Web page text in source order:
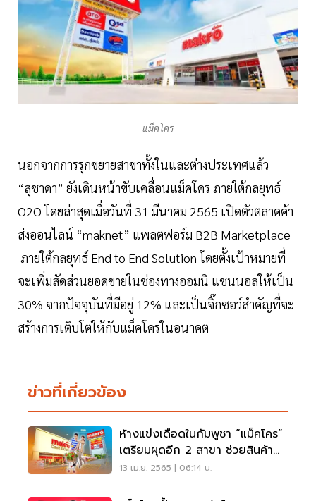
แม็คโคร
นอกจากการรุกขยายสาขาทั้งในและต่างประเทศแล้ว
“สุชาดา” ยังเดินหน้าขับเคลื่อนแม็คโคร ภายใต้กลยุทธ์
O2O โดยล่าสุดเมื่อวันที่ 31 มีนาคม 2565 เปิดตัวตลาดค้า
ส่งออนไลน์ “maknet” แพลตฟอร์ม B2B Marketplace
ภายใต้กลยุทธ์ End to End Solution โดยตั้งเป้าหมายที่
จะเพิ่มสัดส่วนยอดขายในช่องทางออมนิ แชนนอลให้เป็น
30% จากปัจจุบันที่มีอยู่ 12% และเป็นจิ๊กซอว์สำคัญที่จะ
สร้างการเติบโตให้กับแม็คโครในอนาคต
ข่าวที่เกี่ยวข้อง
ห้างแข่งเดือดในกัมพูชา “แม็คโคร”
เตรียมผุดอีก 2 สาขา ช่วยสินค้า
ไทยขยายตลาด
13 เม.ย. 2565 | 06:14 น.